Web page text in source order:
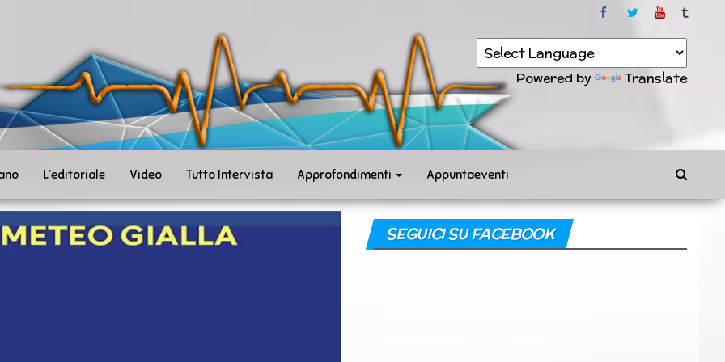
Powered by Translate
L’editoriale Video Tutto Intervista Approfondimenti Appuntaeventi
SEGUICI SU FACEBOOK